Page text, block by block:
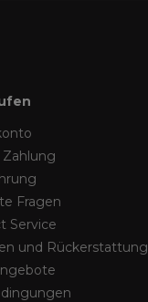
Fragen
Service
und Rückerstattung